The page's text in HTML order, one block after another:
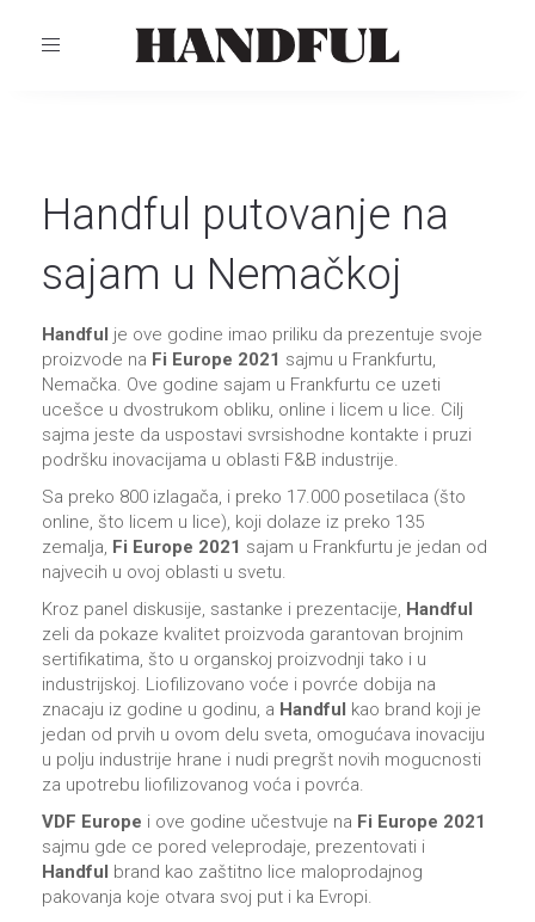
TOGGLE
Handful putovanje na
sajam u Nemačkoj
Handful je ove godine imao priliku da prezentuje svoje
proizvode na Fi Europe 2021 sajmu u Frankfurtu,
Nemačka. Ove godine sajam u Frankfurtu ce uzeti
ucešce u dvostrukom obliku, online i licem u lice. Cilj
sajma jeste da uspostavi svrsishodne kontakte i pruzi
podršku inovacijama u oblasti F&B industrije.
Sa preko 800 izlagača, i preko 17.000 posetilaca (što
online, što licem u lice), koji dolaze iz preko 135
zemalja, Fi Europe 2021 sajam u Frankfurtu je jedan od
najvecih u ovoj oblasti u svetu.
Kroz panel diskusije, sastanke i prezentacije, Handful
zeli da pokaze kvalitet proizvoda garantovan brojnim
sertifikatima, što u organskoj proizvodnji tako i u
industrijskoj. Liofilizovano voće i povrće dobija na
znacaju iz godine u godinu, a Handful kao brand koji je
jedan od prvih u ovom delu sveta, omogućava inovaciju
u polju industrije hrane i nudi pregršt novih mogucnosti
za upotrebu liofilizovanog voća i povrća.
VDF Europe i ove godine učestvuje na Fi Europe 2021
sajmu gde ce pored veleprodaje, prezentovati i
Handful brand kao zaštitno lice maloprodajnog
pakovanja koje otvara svoj put i ka Evropi.